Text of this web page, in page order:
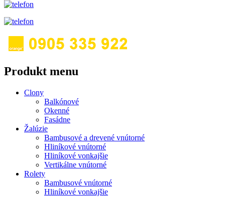
Produkt menu
Clony
Balkónové
Okenné
Fasádne
Žalúzie
Bambusové a drevené vnútorné
Hliníkové vnútorné
Hliníkové vonkajšie
Vertikálne vnútorné
Rolety
Bambusové vnútorné
Hliníkové vonkajšie